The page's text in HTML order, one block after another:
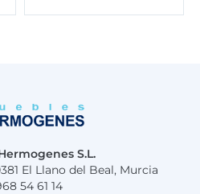
S.L.
El Llano del Beal, Murcia
54 61 14